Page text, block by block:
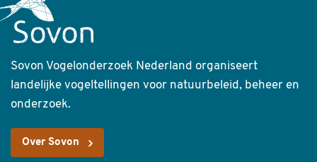
Sovon Vogelonderzoek Nederland organiseert
landelijke vogeltellingen voor natuurbeleid, beheer en
onderzoek.
Over Sovon